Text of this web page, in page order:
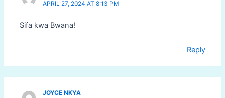
APRIL 27, 2024 AT 8:13 PM
Sifa kwa Bwana!
Reply
JOYCE NKYA